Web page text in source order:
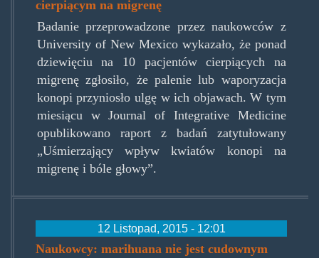
cierpiącym na migrenę
Badanie przeprowadzone przez naukowców z
University of New Mexico wykazało, że ponad
dziewięciu na 10 pacjentów cierpiących na
migrenę zgłosiło, że palenie lub waporyzacja
konopi przyniosło ulgę w ich objawach. W tym
miesiącu w Journal of Integrative Medicine
opublikowano raport z badań zatytułowany
„Uśmierzający wpływ kwiatów konopi na
migrenę i bóle głowy”.
12 Listopad, 2015 - 12:01
Naukowcy: marihuana nie jest cudownym